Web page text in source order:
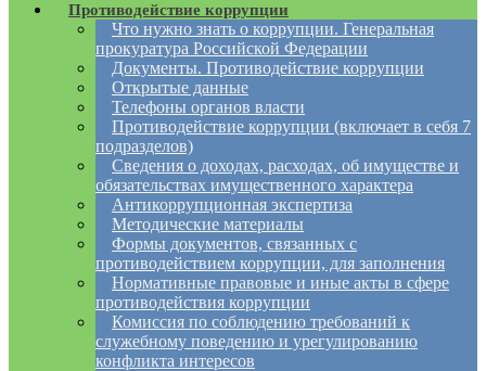
Противодействие коррупции
Что нужно знать о коррупции. Генеральная
прокуратура Российской Федерации
Документы. Противодействие коррупции
Открытые данные
Телефоны органов власти
Противодействие коррупции (включает в себя 7
подразделов)
Сведения о доходах, расходах, об имуществе и
обязательствах имущественного характера
Антикоррупционная экспертиза
Методические материалы
Формы документов, связанных с
противодействием коррупции, для заполнения
Нормативные правовые и иные акты в сфере
противодействия коррупции
Комиссия по соблюдению требований к
служебному поведению и урегулированию
конфликта интересов